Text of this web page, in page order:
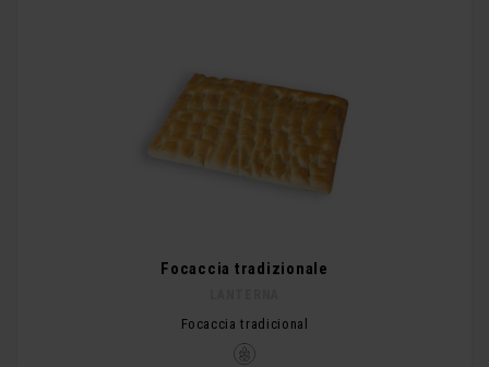
Focaccia tradizionale
Focaccia tradicional